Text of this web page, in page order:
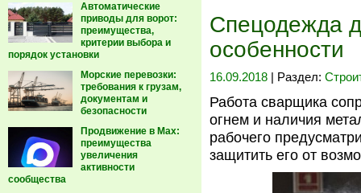
Автоматические
приводы для ворот:
преимущества,
критерии выбора и
порядок установки
Морские перевозки:
требования к грузам,
документам и
безопасности
Продвижение в Max:
преимущества
увеличения
активности
сообщества
Спецодежда
особенности
16.09.2018 | Раздел:
Работа сварщика
огнем и наличия
рабочего
защитить его от